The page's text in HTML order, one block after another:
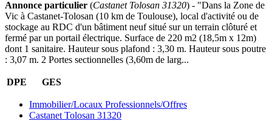
Annonce particulier (Castanet Tolosan 31320) - "Dans la Zone de
Vic à Castanet-Tolosan (10 km de Toulouse), local d'activité ou de
stockage au RDC d'un bâtiment neuf situé sur un terrain clôturé et
fermé par un portail électrique. Surface de 220 m2 (18,5m x 12m)
dont 1 sanitaire. Hauteur sous plafond : 3,30 m. Hauteur sous poutre
: 3,07 m. 2 Portes sectionnelles (3,60m de larg...
DPE GES
Immobilier/Locaux Professionnels/Offres
Castanet Tolosan 31320